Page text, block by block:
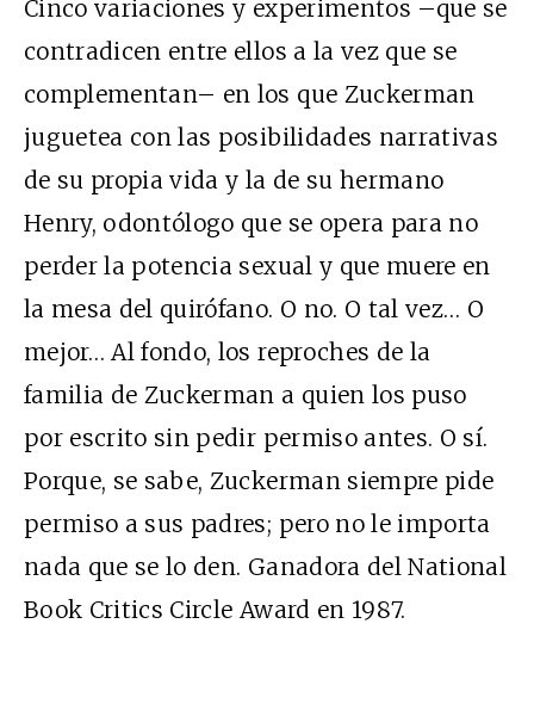
Cinco variaciones y experimentos –que se
contradicen entre ellos a la vez que se
complementan– en los que Zuckerman
juguetea con las posibilidades narrativas
de su propia vida y la de su hermano
Henry, odontólogo que se opera para no
perder la potencia sexual y que muere en
la mesa del quirófano. O no. O tal vez… O
mejor… Al fondo, los reproches de la
familia de Zuckerman a quien los puso
por escrito sin pedir permiso antes. O sí.
Porque, se sabe, Zuckerman siempre pide
permiso a sus padres; pero no le importa
nada que se lo den. Ganadora del National
Book Critics Circle Award en 1987.